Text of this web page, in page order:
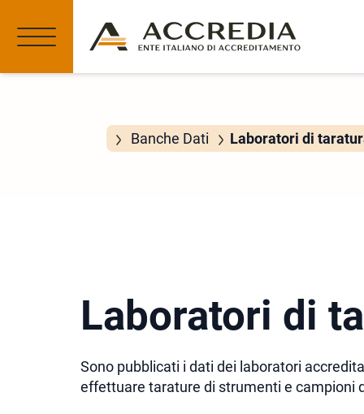
Banche Dati Laboratori di
Laboratori di
Sono pubblicati i dati dei laboratori
effettuare tarature di strumenti e campioni